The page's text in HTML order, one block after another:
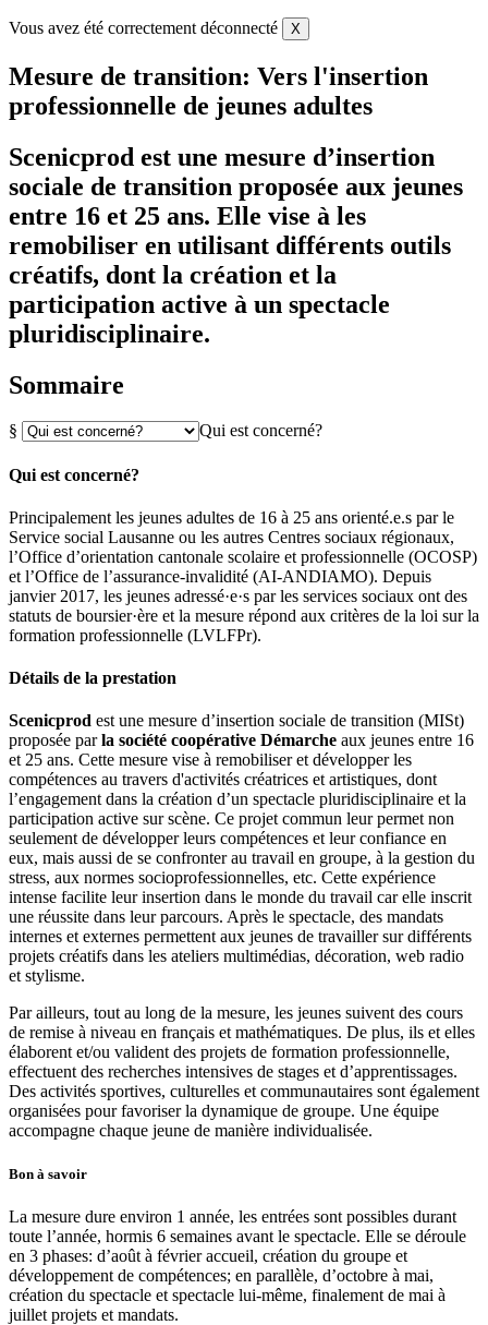
Vous avez été correctement déconnecté X
Mesure de transition: Vers l'insertion
professionnelle de jeunes adultes
Scenicprod est une mesure d’insertion
sociale de transition proposée aux jeunes
entre 16 et 25 ans. Elle vise à les
remobiliser en utilisant différents outils
créatifs, dont la création et la
participation active à un spectacle
pluridisciplinaire.
Sommaire
§ Qui est concerné?
Qui est concerné?
Principalement les jeunes adultes de 16 à 25 ans orienté.e.s par le
Service social Lausanne ou les autres Centres sociaux régionaux,
l’Office d’orientation cantonale scolaire et professionnelle (OCOSP)
et l’Office de l’assurance-invalidité (AI-ANDIAMO). Depuis
janvier 2017, les jeunes adressé·e·s par les services sociaux ont des
statuts de boursier·ère et la mesure répond aux critères de la loi sur la
formation professionnelle (LVLFPr).
Détails de la prestation
Scenicprod est une mesure d’insertion sociale de transition (MISt)
proposée parla société coopérative Démarche aux jeunes entre 16
et 25 ans. Cette mesure vise à remobiliser et développer les
compétences au travers d'activités créatrices et artistiques, dont
l’engagement dans la création d’un spectacle pluridisciplinaire et la
participation active sur scène. Ce projet commun leur permet non
seulement de développer leurs compétences et leur confiance en
eux, mais aussi de se confronter au travail en groupe, à la gestion du
stress, aux normes socioprofessionnelles, etc. Cette expérience
intense facilite leur insertion dans le monde du travail car elle inscrit
une réussite dans leur parcours. Après le spectacle, des mandats
internes et externes permettent aux jeunes de travailler sur différents
projets créatifs dans les ateliers multimédias, décoration, web radio
et stylisme.
Par ailleurs, tout au long de la mesure, les jeunes suivent des cours
de remise à niveau en français et mathématiques. De plus, ils et elles
élaborent et/ou valident des projets de formation professionnelle,
effectuent des recherches intensives de stages et d’apprentissages.
Des activités sportives, culturelles et communautaires sont également
organisées pour favoriser la dynamique de groupe. Une équipe
accompagne chaque jeune de manière individualisée.
Bon à savoir
La mesure dure environ 1 année, les entrées sont possibles durant
toute l’année, hormis 6 semaines avant le spectacle. Elle se déroule
en 3 phases: d’août à février accueil, création du groupe et
développement de compétences; en parallèle, d’octobre à mai,
création du spectacle et spectacle lui-même, finalement de mai à
juillet projets et mandats.